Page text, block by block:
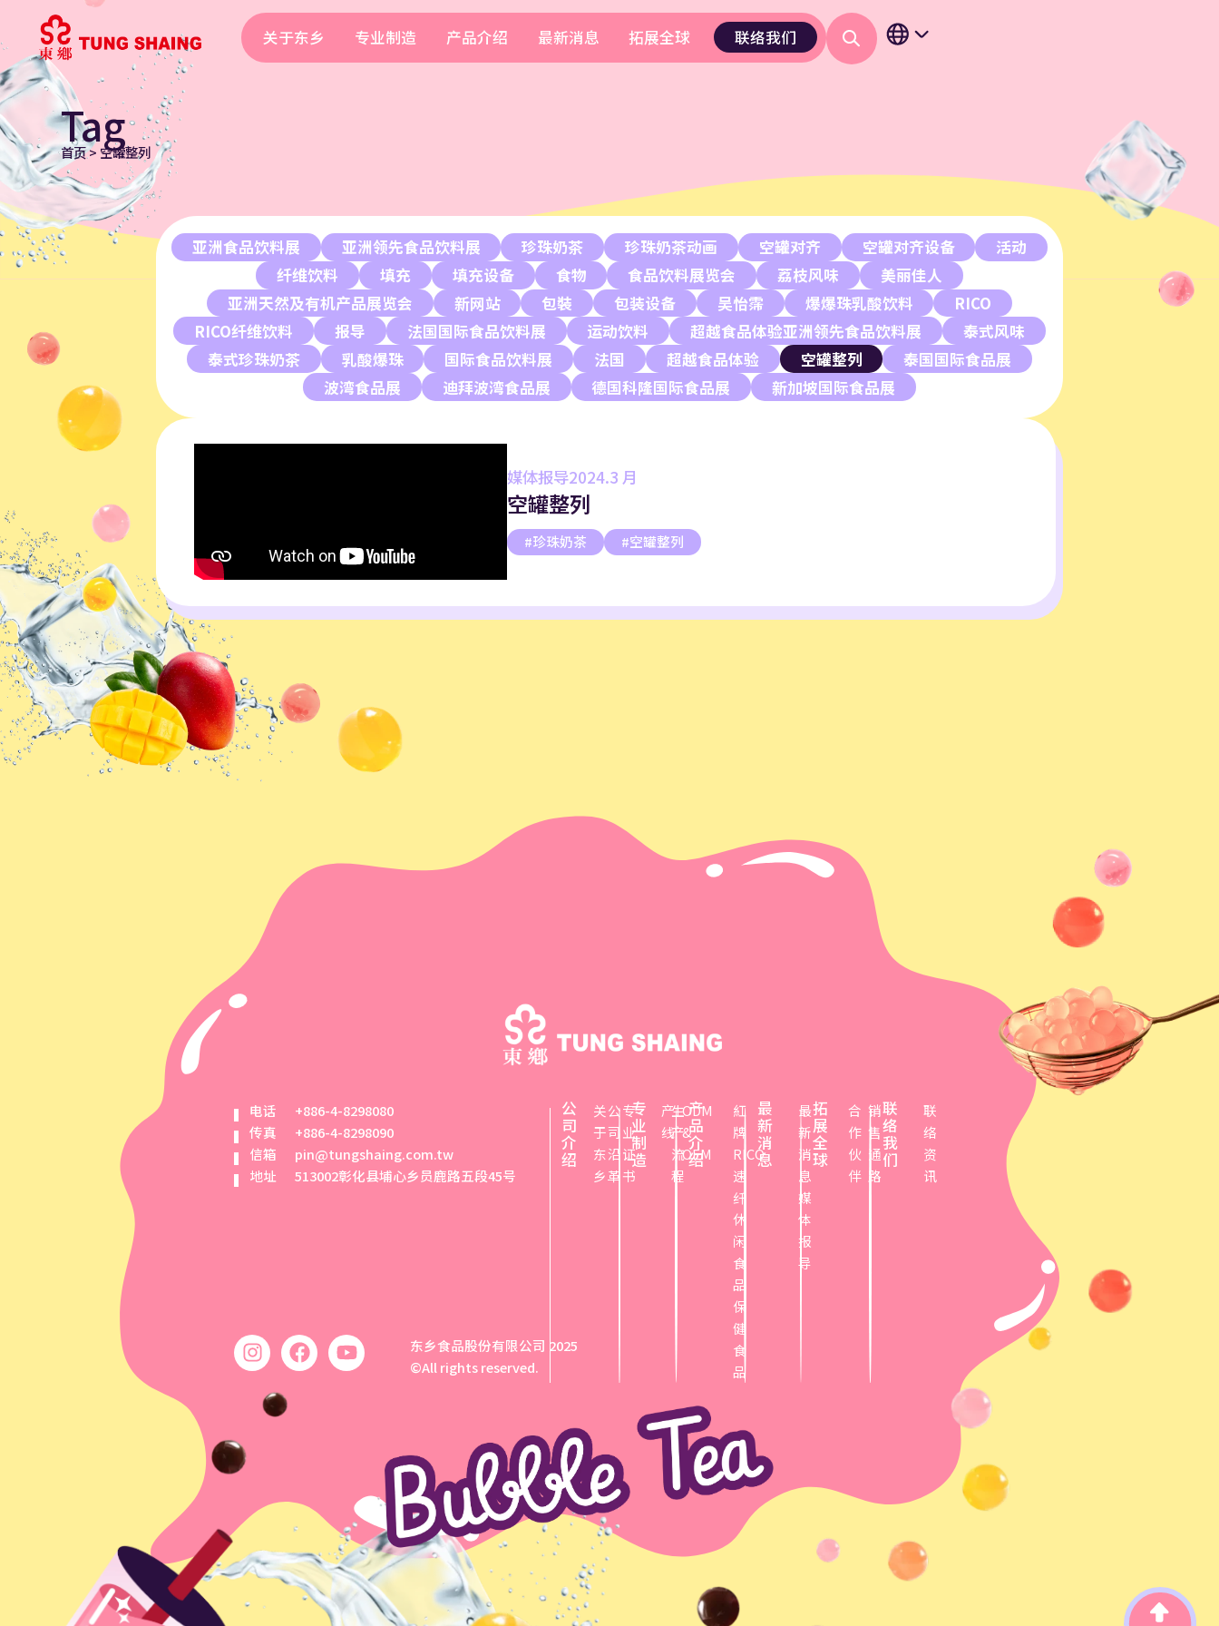
关于东乡 专业制造 产品介绍 最新消息 拓展全球 联络我们
Tag
首页> 空罐整列
亚洲食品饮料展 亚洲领先食品饮料展 珍珠奶茶 珍珠奶茶动画 空罐对齐 空罐对齐设备
活动
纤维饮料
填充 填充设备 食物 食品饮料展览会 荔枝风味
美丽佳人
亚洲天然及有机产品展览会
新网站 包裝 包装设备 吴怡霈 爆爆珠乳酸饮料
RICO
RICO纤维饮料
报导 法国国际食品饮料展 运动饮料 超越食品体验亚洲领先食品饮料展
泰式风味
泰式珍珠奶茶
乳酸爆珠 国际食品饮料展 法国 超越食品体验 空罐整列
泰国国际食品展
波湾食品展
迪拜波湾食品展 德国科隆国际食品展 新加坡国际食品展
媒体报导2024.3 月
空罐整列
珍珠奶茶 空罐整列
电话
+886-4-8298080
传真
+886-4-8298090
信箱
pin@tungshaing.com.tw
地址
513002彰化县埔心乡员鹿路五段45号
公
司
介
绍
关
于
东
乡
公
司
沿
革
专
业
证
书
专
业
制
造
产
线
生
产
流
程
ODM
&
OEM
产
品
介
绍
紅
牌
RICO
速
纤
休
闲
食
品
保
健
食
品
最
新
消
息
最
新
消
息
媒
体
报
导
拓
展
全
球
合
作
伙
伴
销
售
通
路
联
络
我
们
联
络
资
讯
东乡食品股份有限公司 2025
©All rights reserved.